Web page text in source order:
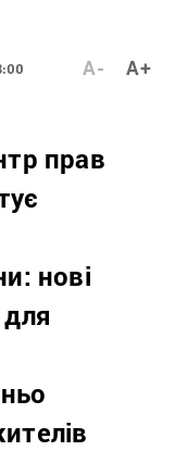
A+
A-
прав
нові